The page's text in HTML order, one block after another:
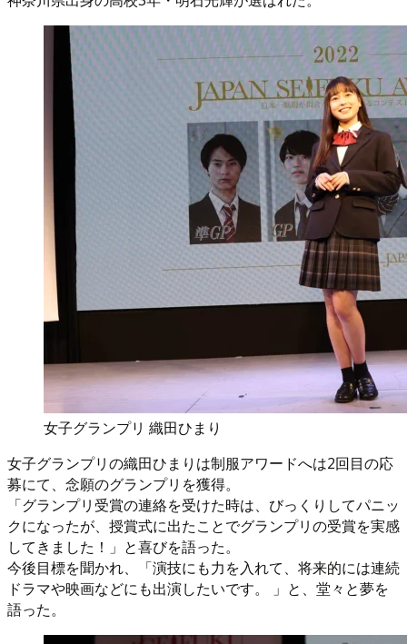
女子グランプリ 織田ひまり
女子グランプリの織田ひまりは制服アワードへは2回目の応
募にて、念願のグランプリを獲得。
「グランプリ受賞の連絡を受けた時は、びっくりしてパニッ
クになったが、授賞式に出たことでグランプリの受賞を実感
してきました！」と喜びを語った。
今後目標を聞かれ、「演技にも力を入れて、将来的には連続
ドラマや映画などにも出演したいです。 」と、堂々と夢を
語った。